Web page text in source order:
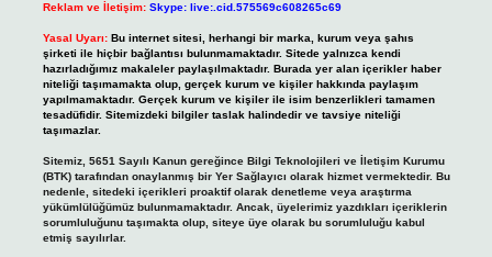
Reklam ve İletişim: Skype: live:.cid.575569c608265c69
Yasal Uyarı: Bu internet sitesi, herhangi bir marka, kurum veya şahıs
şirketi ile hiçbir bağlantısı bulunmamaktadır. Sitede yalnızca kendi
hazırladığımız makaleler paylaşılmaktadır. Burada yer alan içerikler haber
niteliği taşımamakta olup, gerçek kurum ve kişiler hakkında paylaşım
yapılmamaktadır. Gerçek kurum ve kişiler ile isim benzerlikleri tamamen
tesadüfidir. Sitemizdeki bilgiler taslak halindedir ve tavsiye niteliği
taşımazlar.
Sitemiz, 5651 Sayılı Kanun gereğince Bilgi Teknolojileri ve İletişim Kurumu
(BTK) tarafından onaylanmış bir Yer Sağlayıcı olarak hizmet vermektedir. Bu
nedenle, sitedeki içerikleri proaktif olarak denetleme veya araştırma
yükümlülüğümüz bulunmamaktadır. Ancak, üyelerimiz yazdıkları içeriklerin
sorumluluğunu taşımakta olup, siteye üye olarak bu sorumluluğu kabul
etmiş sayılırlar.